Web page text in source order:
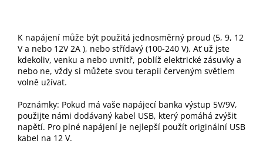
K napájení může být použitá jednosměrný proud (5, 9, 12
V a nebo 12V 2A ), nebo střídavý (100-240 V). Ať už jste
kdekoliv, venku a nebo uvnitř, poblíž elektrické zásuvky a
nebo ne, vždy si můžete svou terapii červeným světlem
volně užívat.
Poznámky: Pokud má vaše napájecí banka výstup 5V/9V,
použijte námi dodávaný kabel USB, který pomáhá zvýšit
napětí. Pro plné napájení je nejlepší použít originální USB
kabel na 12 V.